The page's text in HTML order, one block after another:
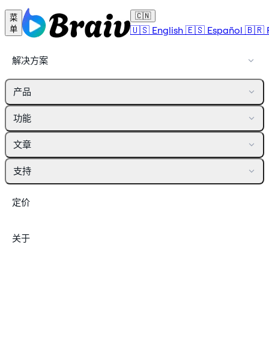
菜
单
🇨🇳
🇺🇸 English 🇪🇸 Español 🇧🇷
解决方案
产品
功能
文章
支持
定价
关于